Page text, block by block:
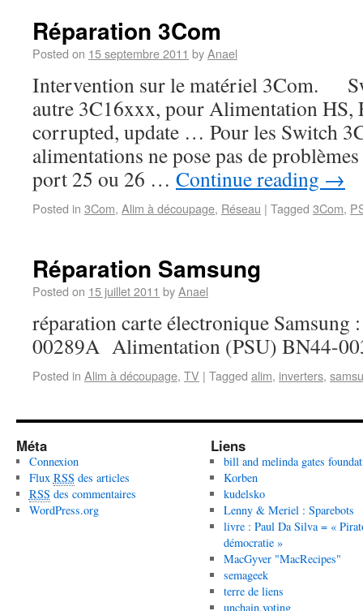
Réparation 3Com
Posted on 15 septembre 2011 byAnael
Intervention sur le matériel 3Com.
autre 3C16xxx, pour Alimentation HS,
corrupted, update … Pour les Switch
alimentations ne pose pas de
port 25 ou 26 … Continue reading →
Posted in 3Com, Alim à découpage, Réseau | Tagged 3Com,
Réparation Samsung
Posted on 15 juillet 2011 byAnael
réparation carte électronique Samsung
00289A Alimentation (PSU) BN44-
Posted in Alim à découpage, TV | Tagged alim, inverters,
Méta
Connexion
Flux RSS des articles
RSS des commentaires
WordPress.org
Liens
bill and melinda gates
Korben
kudelsko
Lenny & Meriel : Sparebots
livre : Paul Da Silva = «
démocratie »
MacGyver "MacRecipes"
semageek
terre de liens
unchain.voting